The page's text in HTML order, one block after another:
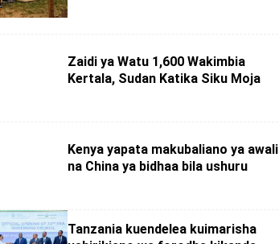
Zaidi ya Watu 1,600 Wakimbia
Kertala, Sudan Katika Siku Moja
Kenya yapata makubaliano ya awali
na China ya bidhaa bila ushuru
Tanzania kuendelea kuimarisha